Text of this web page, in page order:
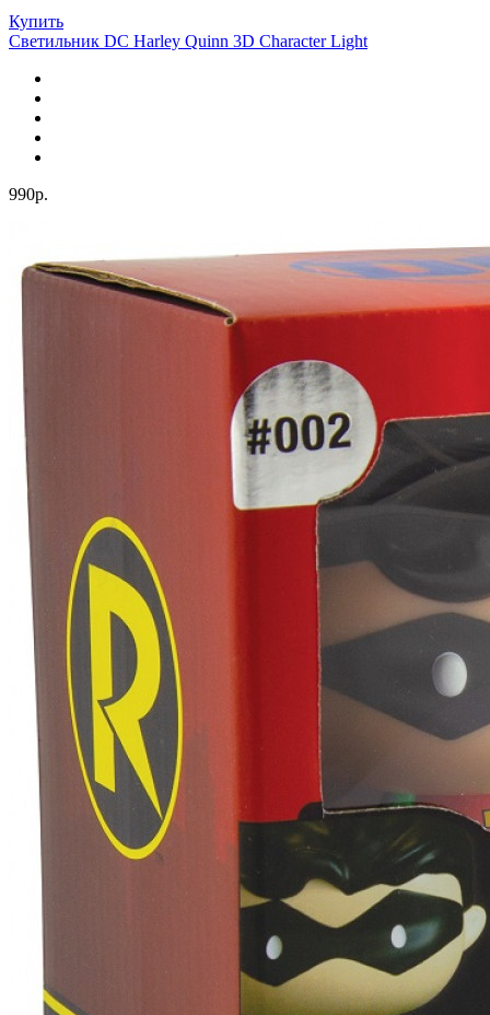
Купить
Светильник DC Harley Quinn 3D Character Light
990р.